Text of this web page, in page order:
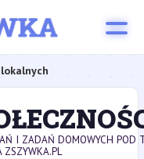
I ZADAŃ DOMOWYCH POD
ZSZYWKA.PL